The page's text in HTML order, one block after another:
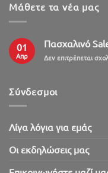
Μάθετε τα νέα μας
01
Απρ
Πασχαλινό
Δεν επιτρέπεται
Σύνδεσμοι
Λίγα λόγια για εμάς
Oι εκδηλώσεις μας